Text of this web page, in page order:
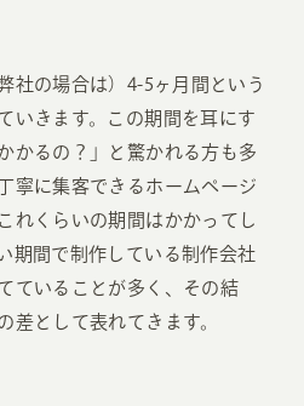
社の場合は）4-5ヶ月間という
いきます。この期間を耳にす
かるの？」と驚かれる方も多
寧に集客できるホームページ
れくらいの期間はかかってし
期間で制作している制作会社
ていることが多く、その結
差として表れてきます。